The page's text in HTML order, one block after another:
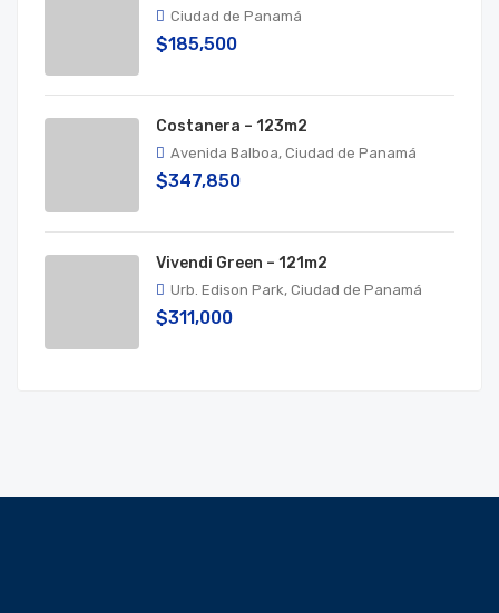
Ciudad de Panamá
$185,500
Costanera – 123m2
Avenida Balboa, Ciudad de Panamá
$347,850
Vivendi Green – 121m2
Urb. Edison Park, Ciudad de Panamá
$311,000